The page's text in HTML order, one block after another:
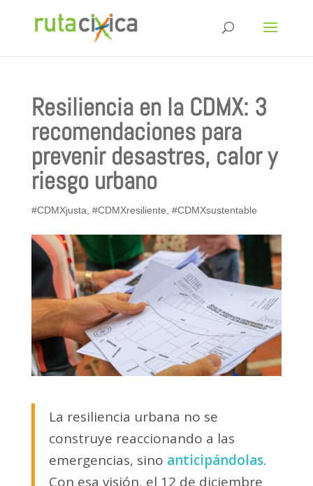
Resiliencia en la CDMX: 3
recomendaciones para
prevenir desastres, calor y
riesgo urbano
#CDMXjusta #CDMXresiliente #CDMXsustentable
La resiliencia urbana no se
construye reaccionando a las
emergencias, sino anticipándolas.
Con esa visión, el 12 de diciembre